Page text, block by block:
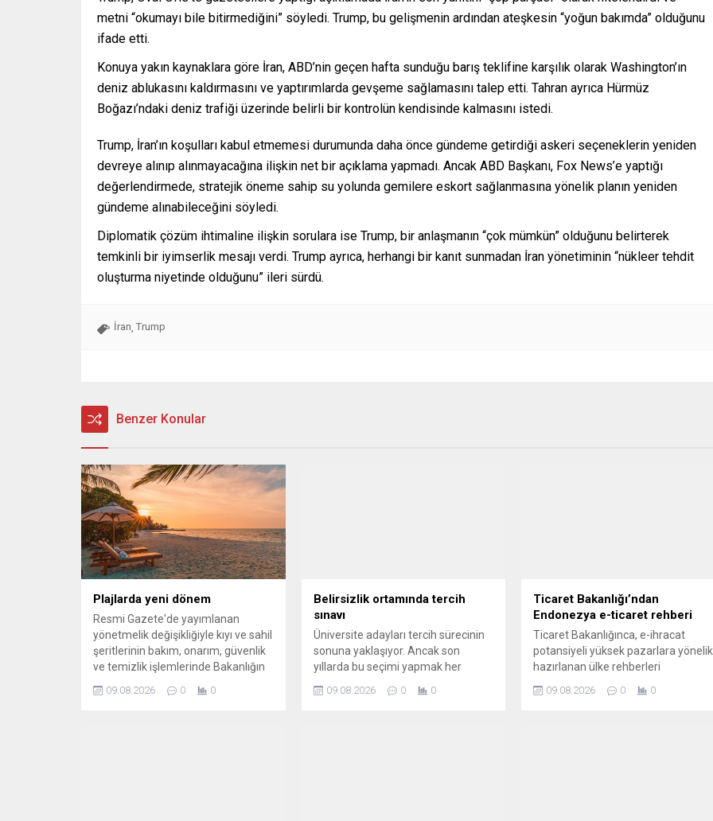
metni “okumayı bile bitirmediğini” söyledi. Trump, bu gelişmenin ardından ateşkesin “yoğun bakımda” olduğunu
ifade etti.
Konuya yakın kaynaklara göre İran, ABD’nin geçen hafta sunduğu barış teklifine karşılık olarak Washington’ın
deniz ablukasını kaldırmasını ve yaptırımlarda gevşeme sağlamasını talep etti. Tahran ayrıca Hürmüz
Boğazı’ndaki deniz trafiği üzerinde belirli bir kontrolün kendisinde kalmasını istedi.
Trump, İran’ın koşulları kabul etmemesi durumunda daha önce gündeme getirdiği askeri seçeneklerin yeniden
devreye alınıp alınmayacağına ilişkin net bir açıklama yapmadı. Ancak ABD Başkanı, Fox News’e yaptığı
değerlendirmede, stratejik öneme sahip su yolunda gemilere eskort sağlanmasına yönelik planın yeniden
gündeme alınabileceğini söyledi.
Diplomatik çözüm ihtimaline ilişkin sorulara ise Trump, bir anlaşmanın “çok mümkün” olduğunu belirterek
temkinli bir iyimserlik mesajı verdi. Trump ayrıca, herhangi bir kanıt sunmadan İran yönetiminin “nükleer tehdit
oluşturma niyetinde olduğunu” ileri sürdü.
İran, Trump
Benzer Konular
Plajlarda yeni dönem
Resmi Gazete'de yayımlanan
yönetmelik değişikliğiyle kıyı ve sahil
şeritlerinin bakım, onarım, güvenlik
ve temizlik işlemlerinde Bakanlığın
ilgili birimlerine de yetki verildi.
09.08.2026 0 0
Belirsizlik ortamında tercih
sınavı
Üniversite adayları tercih sürecinin
sonuna yaklaşıyor. Ancak son
yıllarda bu seçimi yapmak her
zamankinden daha zor. Teknolojik
gelişmeler bugünün mesleklerini
09.08.2026 0 0
Ticaret Bakanlığı’ndan
Endonezya e-ticaret rehberi
Ticaret Bakanlığınca, e-ihracat
potansiyeli yüksek pazarlara yönelik
hazırlanan ülke rehberleri
kapsamında, Endonezya'ya ilişkin
kapsamlı bir rehber yayımlandı.
09.08.2026 0 0